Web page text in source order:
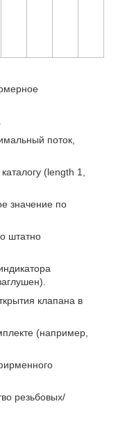
поток,
(length 1,
значение по
штатно
клапана в
(например,
резьбовых/